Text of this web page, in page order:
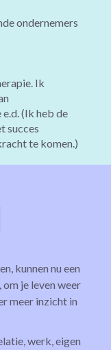
ondernemers
Ik
(Ik heb de
succes
te komen.)
kunnen nu een
je leven weer
meer inzicht in
werk, eigen